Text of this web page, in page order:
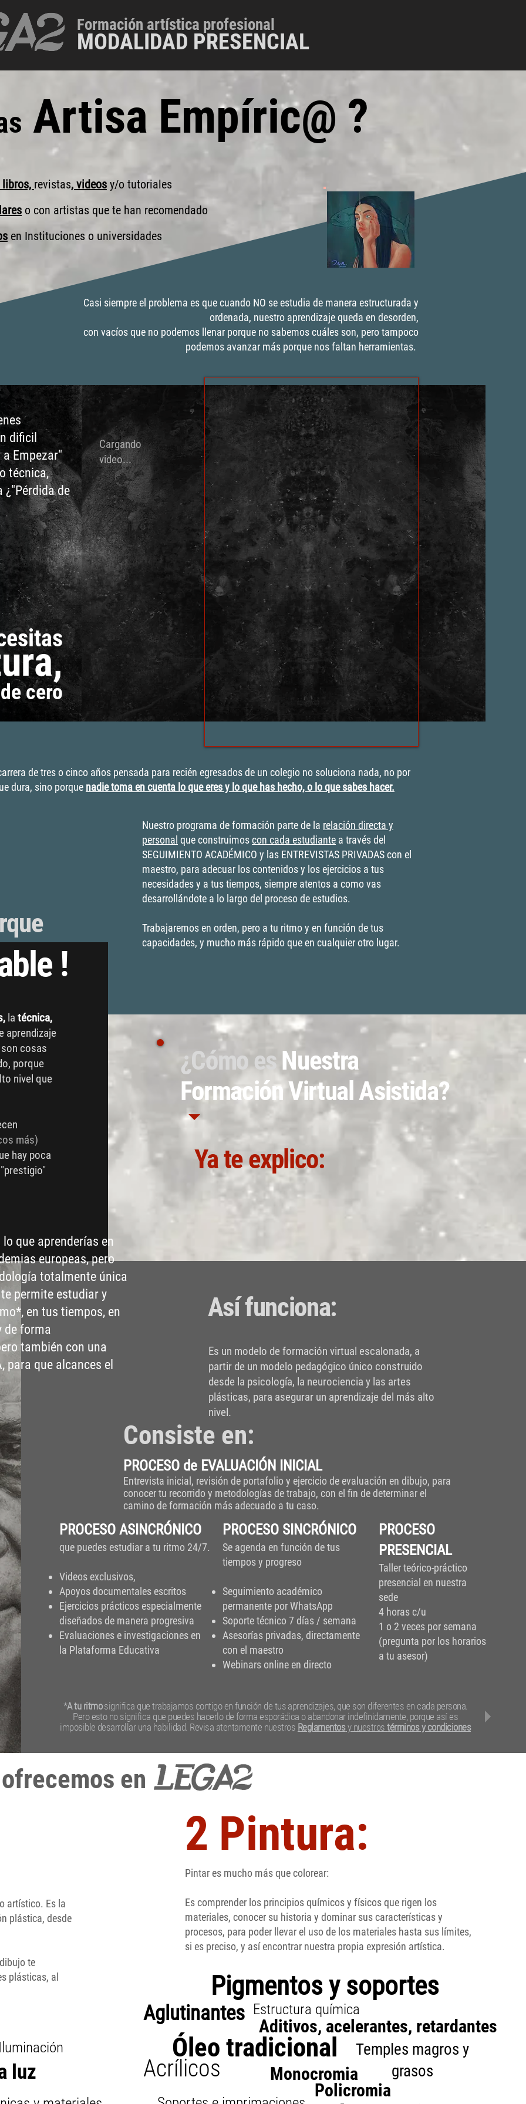
Formación artística profesional
MODALIDAD PRESENCIAL
dificil
Empezar"
técnica,
¿"Pérdida de
,
cero
Cargando
video...
de tres o cinco años pensada para recién egresados de un colegio no soluciona nada, no por
dura, sino porque nadie toma en cuenta lo que eres y lo que has hecho, o lo que sabes hacer.
Nuestro programa de formación parte de la relación directa y
personal que construimoscon cada estudiante a través del
SEGUIMIENTO ACADÉMICO y las ENTREVISTAS PRIVADAS con el
maestro, para adecuar los contenidos y los ejercicios a tus
necesidades y a tus tiempos, siempre atentos a como vas
desarrollándote a lo largo del proceso de estudios.
Trabajaremos en orden, pero a tu ritmo y en función de tus
capacidades, y mucho más rápido que en cualquier otro lugar.
Artisa Empíric@ ?
libros, revistas, videos y/o tutoriales
o con artistas que te han recomendado
en Instituciones o universidades
Casi siempre el problema es que cuando NO se estudia de manera estructurada y
ordenada, nuestro aprendizaje queda en desorden,
con vacíos que no podemos llenar porque no sabemos cuáles son, pero tampoco
podemos avanzar más porque nos faltan herramientas.
!
la técnica,
aprendizaje
son cosas
porque
nivel que
más)
hay poca
¿Cómo esNuestra
Formación Virtual Asistida?
Ya te explico:
que aprenderías en
europeas, pero
totalmente única
permite estudiar y
en tus tiempos, en
de forma
también con una
para que alcances el
Así funciona:
Es un modelo de formación virtual escalonada, a
partir de un modelo pedagógico único construido
desde la psicología, la neurociencia y las artes
plásticas, para asegurar un aprendizaje del más alto
nivel.
Consiste en:
PROCESO de EVALUACIÓN INICIAL
Entrevista inicial, revisión de portafolio y ejercicio de evaluación en dibujo, para
conocer tu recorrido y metodologías de trabajo, con el fin de determinar el
camino de formación más adecuado a tu caso.
PROCESO ASINCRÓNICO
que puedes estudiar a tu ritmo 24/7.
Videos exclusivos,
Apoyos documentales escritos
Ejercicios prácticos especialmente
diseñados de manera progresiva
Evaluaciones e investigaciones en
la Plataforma Educativa
PROCESO SINCRÓNICO
Se agenda en función de tus
tiempos y progreso
Seguimiento académico
permanente por WhatsApp
Soporte técnico 7 días / semana
Asesorías privadas, directamente
con el maestro
Webinars online en directo
PROCESO
PRESENCIAL
Taller teórico-práctico
presencial en nuestra
sede
4 horas c/u
1 o 2 veces por semana
(pregunta por los horarios
a tu asesor)
*A tu ritmosignifica que trabajamos contigo en función de tus aprendizajes, que son diferentes en cada persona.
Pero esto no significa que puedes hacerlo de forma esporádica o abandonar indefinidamente, porque así es
imposible desarrollar una habilidad. Revisa atentamente nuestros Reglamentosy nuestrostérminos y condiciones
en
artístico. Es la
plástica, desde
te
plásticas, al
luz
2 Pintura:
Pintar es mucho más que colorear:
Es comprender los principios químicos y físicos que rigen los
materiales, conocer su historia y dominar sus características y
procesos, para poder llevar el uso de los materiales hasta sus límites,
si es preciso, y así encontrar nuestra propia expresión artística.
Óleo tradicional
Temples magros y
grasos
Pigmentos y soportes
Aglutinantes
Aditivos, acelerantes, retardantes
Estructura química
Acrílicos
Monocromia
Policromia